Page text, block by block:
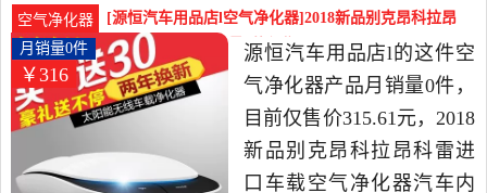
子,清洗,改装当中性价比很
高的车用氧吧,空气净化
器，由上海发货。
空气净化器
[源恒汽车用品店l空气净化器]2018新品别克昂科拉昂
科雷进口车载月销量0件仅售315.61元
￥316
月销量0件
源恒汽车用品店l的这件空
气净化器产品月销量0件，
目前仅售价315.61元，2018
新品别克昂科拉昂科雷进
口车载空气净化器汽车内